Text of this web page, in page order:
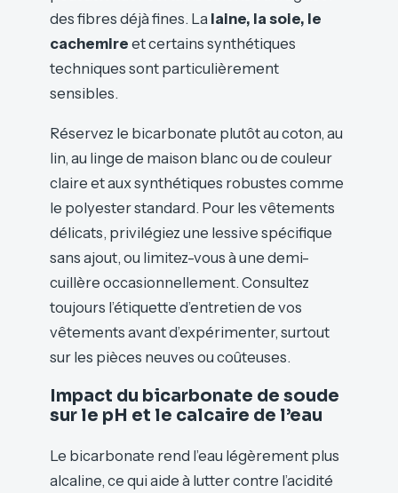
des fibres déjà fines. La laine, la soie, le
cachemire et certains synthétiques
techniques sont particulièrement
sensibles.
Réservez le bicarbonate plutôt au coton, au
lin, au linge de maison blanc ou de couleur
claire et aux synthétiques robustes comme
le polyester standard. Pour les vêtements
délicats, privilégiez une lessive spécifique
sans ajout, ou limitez-vous à une demi-
cuillère occasionnellement. Consultez
toujours l’étiquette d’entretien de vos
vêtements avant d’expérimenter, surtout
sur les pièces neuves ou coûteuses.
Impact du bicarbonate de soude
sur le pH et le calcaire de l’eau
Le bicarbonate rend l’eau légèrement plus
alcaline, ce qui aide à lutter contre l’acidité